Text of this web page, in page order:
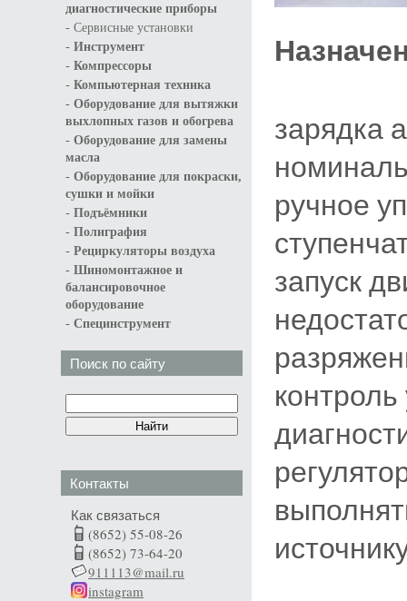
диагностические приборы
- Сервисные установки
- Инструмент
- Компрессоры
- Компьютерная техника
- Оборудование для вытяжки
выхлопных газов и обогрева
- Оборудование для замены
масла
- Оборудование для покраски,
сушки и мойки
- Подъёмники
- Полиграфия
- Рециркуляторы воздуха
- Шиномонтажное и
балансировочное
оборудование
- Специнструмент
Поиск по сайту
Контакты
Как связаться
(8652) 55-08-26
(8652) 73-64-20
911113@mail.ru
instagram
зарядка
ручное
запуск